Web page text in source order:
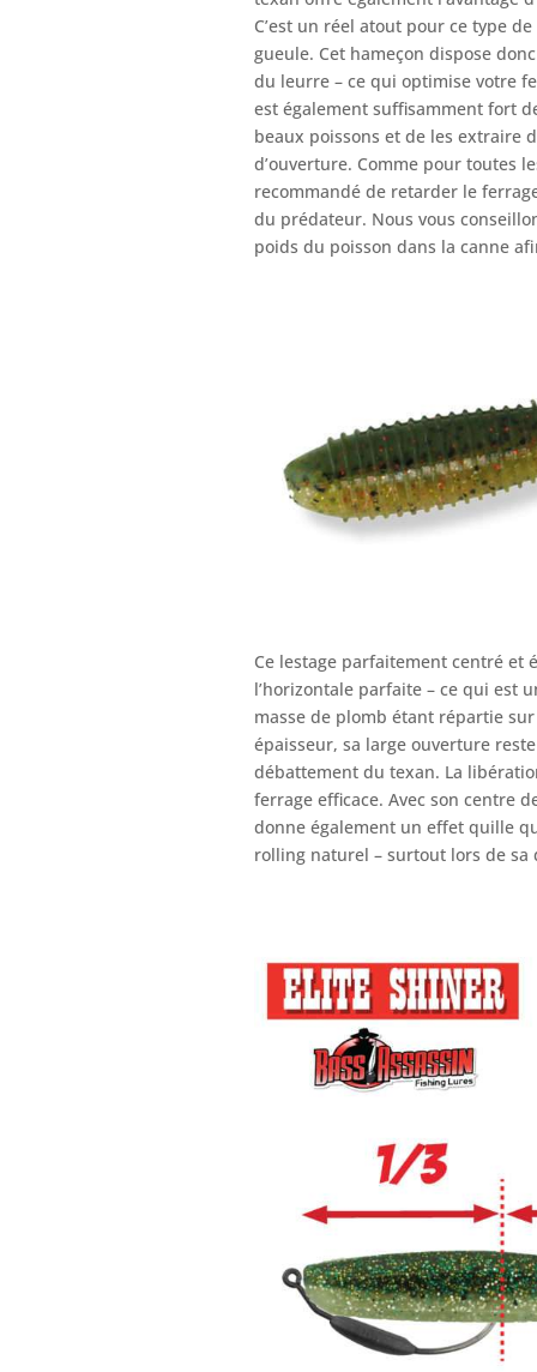
C’est un réel atout pour ce type
gueule. Cet hameçon dispose
du leurre – ce qui optimise votre
est également suffisamment fort
beaux poissons et de les extraire
d’ouverture. Comme pour toutes
recommandé de retarder le
du prédateur. Nous vous
poids du poisson dans la canne
Ce lestage parfaitement centré et
l’horizontale parfaite – ce qui est
masse de plomb étant répartie
épaisseur, sa large ouverture
débattement du texan. La
ferrage efficace. Avec son centre
donne également un effet quille
rolling naturel – surtout lors de sa